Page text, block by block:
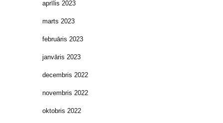
aprīlis 2023
marts 2023
februāris 2023
janvāris 2023
decembris 2022
novembris 2022
oktobris 2022